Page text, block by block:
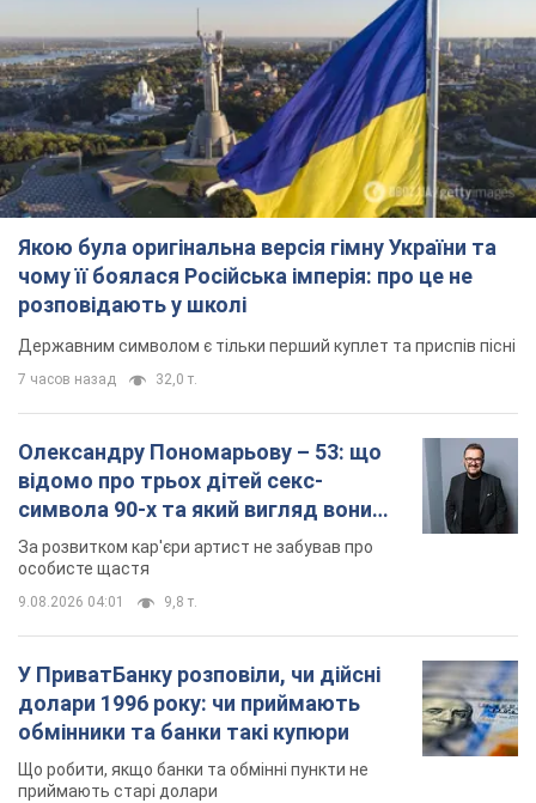
Якою була оригінальна версія гімну України та
чому її боялася Російська імперія: про це не
розповідають у школі
Державним символом є тільки перший куплет та приспів пісні
7 часов назад 32,0 т.
Олександру Пономарьову – 53: що
відомо про трьох дітей секс-
символа 90-х та який вигляд вони
мають
За розвитком кар'єри артист не забував про
особисте щастя
9.08.2026 04:01 9,8 т.
У ПриватБанку розповіли, чи дійсні
долари 1996 року: чи приймають
обмінники та банки такі купюри
Що робити, якщо банки та обмінні пункти не
приймають старі долари